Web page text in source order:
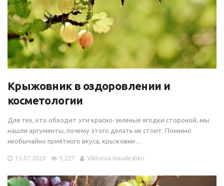
Крыжовник в оздоровлении и
косметологии
Для тех, кто обходит эти красно-зеленые ягодки стороной, мы
нашли аргументы, почему этого делать не стоит. Помимо
необычайно приятного вкуса, крыжовни…
15.07.2020 1,227 Viktoriia Havaleshko